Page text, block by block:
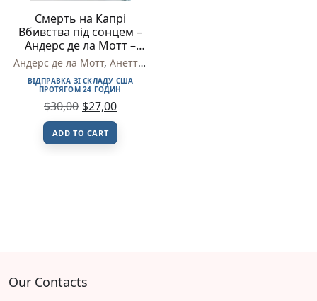
Смерть на Капрі
Вбивства під сонцем –
Андерс де ла Мотт –
Stone Publishing
Андерс де ла Мотт, Анетт де ла Мотт
ВІДПРАВКА ЗІ СКЛАДУ США
ПРОТЯГОМ 24 ГОДИН
$30,00 $27,00
ADD TO CART
Our Contacts